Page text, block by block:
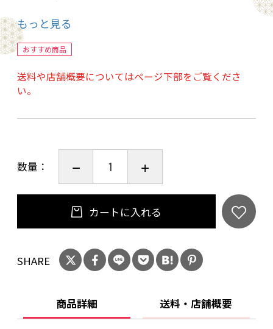
【RISING SUN IPA】 Alc. 6.5%
アメリカ産ホップを贅沢に使用した柑橘系の味
モルト由来のコクとホップの苦味とのバランス
用したシトラスホップとグレープフルーツの香
りが駆け抜ける
爽快なビールです。International Beer Cup2020
銀賞
店は20歳未満の方への酒類の販売はいたしてお
りません。
もっと見る
おすすめ商品
送料や店舗概要についてはページ下部をご覧くださ
い。
数量：
カートに入れる
SHARE
商品詳細 送料・店舗概要